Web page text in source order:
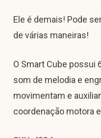
Ele é demais! Pode
de várias maneiras!
O Smart Cube
som de melodia e
movimentam e
coordenação motora